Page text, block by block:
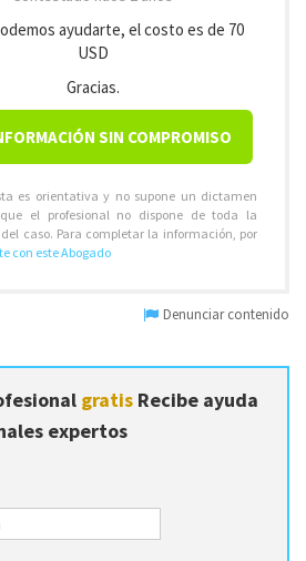
ayudarte, el costo es de 70
USD
Gracias.
SIN COMPROMISO
es orientativa y no supone un dictamen
el profesional no dispone de toda la
caso. Para completar la información, por
con este Abogado
Denunciar contenido
gratis Recibe ayuda
expertos